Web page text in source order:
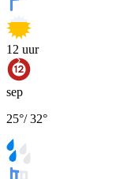
12 uur
sep
25°/32°